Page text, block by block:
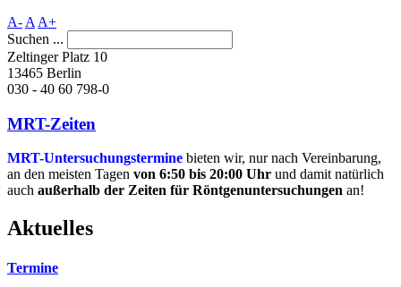
A- A A+
Suchen ...
Zeltinger Platz 10
13465 Berlin
030 - 40 60 798-0
MRT-Zeiten
MRT-Untersuchungstermine bieten wir, nur nach Vereinbarung,
an den meisten Tagen von 6:50 bis 20:00 Uhr und damit natürlich
auch außerhalb der Zeiten für Röntgenuntersuchungen an!
Aktuelles
Termine